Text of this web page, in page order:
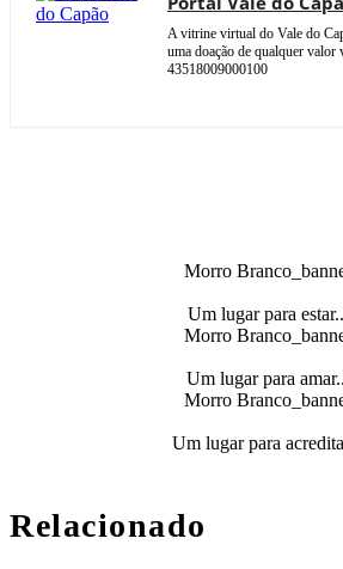
A vitrine virtual do Vale do
uma doação de qualquer
43518009000100
Morro
Um lugar para
Morro
Um lugar para
Morro
Um lugar para
Relacionado